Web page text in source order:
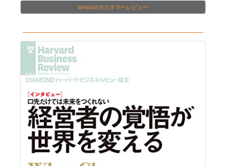
amazonカスタマーレビュー